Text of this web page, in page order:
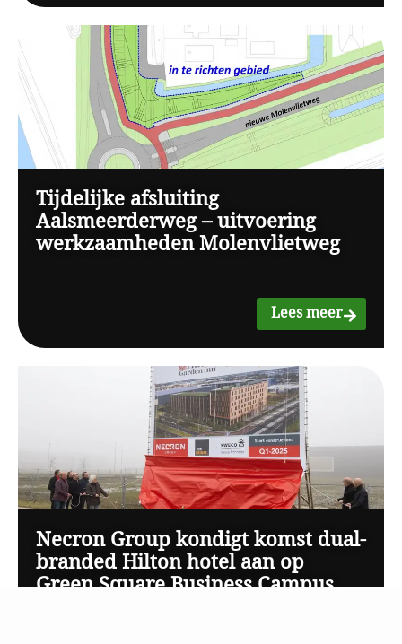
Tijdelijke afsluiting
Aalsmeerderweg – uitvoering
werkzaamheden Molenvlietweg
Lees meer
Necron Group kondigt komst dual-
branded Hilton hotel aan op
Green Square Business Campus